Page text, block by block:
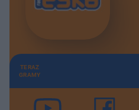
TERAZ
GRAMY